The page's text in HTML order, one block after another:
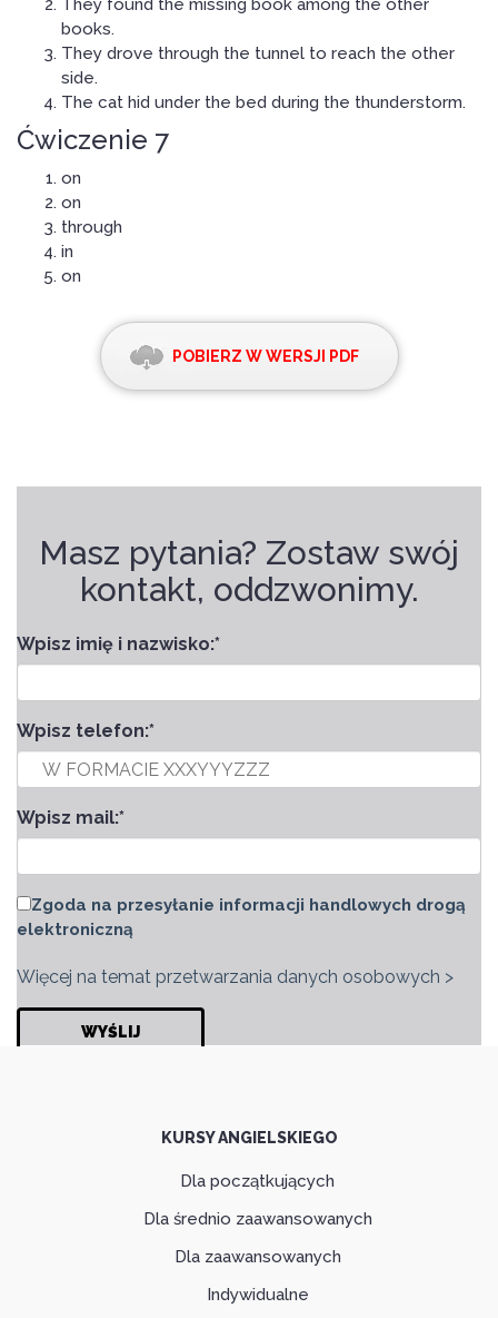
They found the missing book among the other
books.
They drove through the tunnel to reach the other
side.
The cat hid under the bed during the thunderstorm.
Ćwiczenie 7
on
on
through
in
on
POBIERZ W WERSJI PDF
Masz pytania? Zostaw swój
kontakt, oddzwonimy.
Wpisz imię i nazwisko:*
Wpisz telefon:*
Wpisz mail:*
Zgoda na przesyłanie informacji handlowych drogą
elektroniczną
Więcej na temat przetwarzania danych osobowych >
KURSY ANGIELSKIEGO
Dla początkujących
Dla średnio zaawansowanych
Dla zaawansowanych
Indywidualne